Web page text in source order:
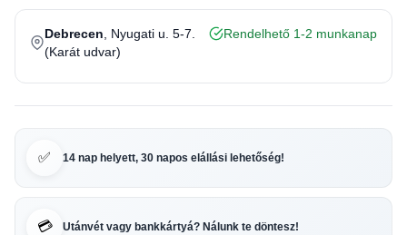
Debrecen , Nyugati u. 5-7.
(Karát udvar)
Rendelhető 1-2 munkanap
✅ 14 nap helyett, 30 napos elállási lehetőség!
💳 Utánvét vagy bankkártyá? Nálunk te döntesz!